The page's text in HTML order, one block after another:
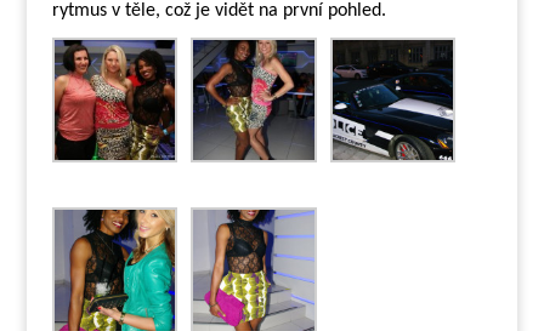
rytmus v těle, což je vidět na první pohled.